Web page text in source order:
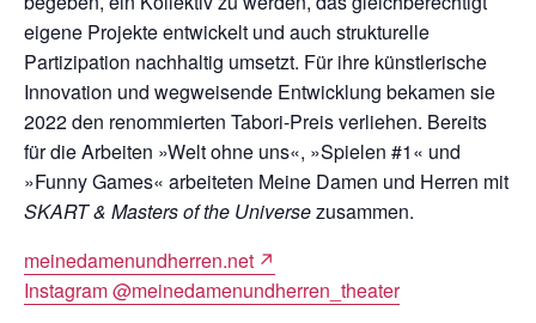
eigene Projekte entwickelt und auch strukturelle
Partizipation nachhaltig umsetzt. Für ihre künstlerische
Innovation und wegweisende Entwicklung bekamen sie
2022 den renommierten Tabori-Preis verliehen. Bereits
für die Arbeiten »Welt ohne uns«, »Spielen #1« und
»Funny Games« arbeiteten Meine Damen und Herren mit
SKART & Masters of the Universezusammen.
meinedamenundherren.net ↗
Instagram @meinedamenundherren_theater